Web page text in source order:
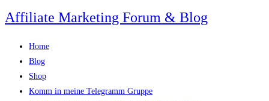
Zum
Inhalt
springen
Affiliate Marketing Forum & Blog
Home
Blog
Shop
Komm in meine Telegramm Gruppe